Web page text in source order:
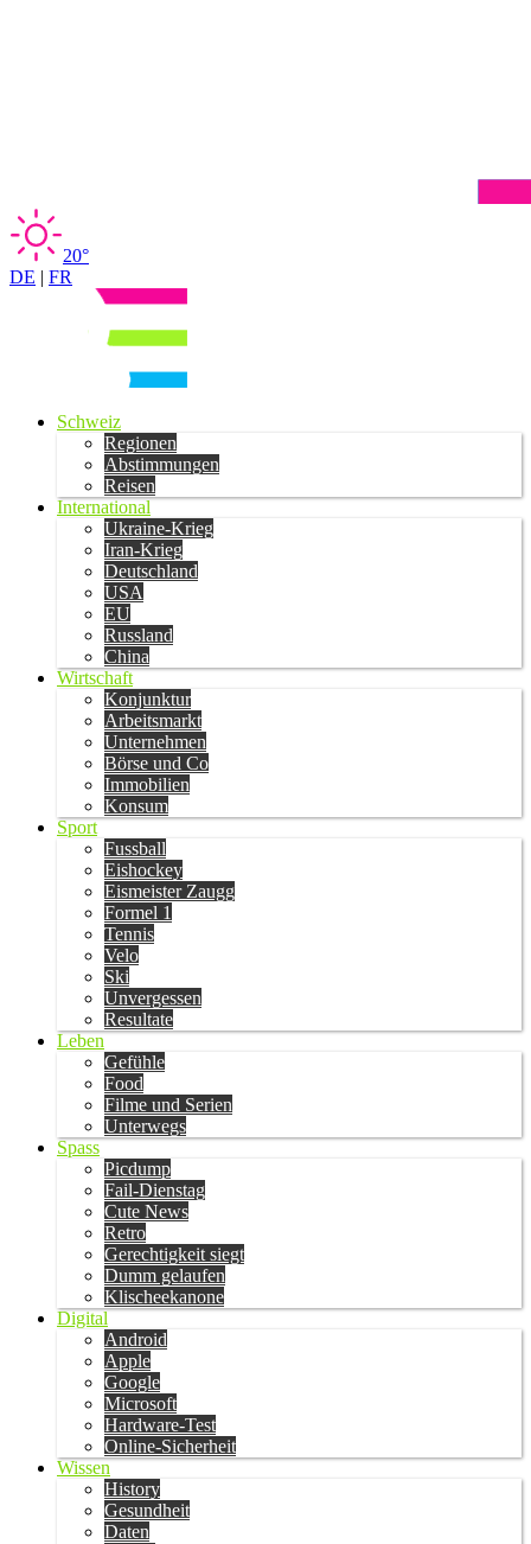
20°
DE | FR
Schweiz
Regionen
Abstimmungen
Reisen
International
Ukraine-Krieg
Iran-Krieg
Deutschland
USA
EU
Russland
China
Wirtschaft
Konjunktur
Arbeitsmarkt
Unternehmen
Börse und Co
Immobilien
Konsum
Sport
Fussball
Eishockey
Eismeister Zaugg
Formel 1
Tennis
Velo
Ski
Unvergessen
Resultate
Leben
Gefühle
Food
Filme und Serien
Unterwegs
Spass
Picdump
Fail-Dienstag
Cute News
Retro
Gerechtigkeit siegt
Dumm gelaufen
Klischeekanone
Digital
Android
Apple
Google
Microsoft
Hardware-Test
Online-Sicherheit
Wissen
History
Gesundheit
Daten